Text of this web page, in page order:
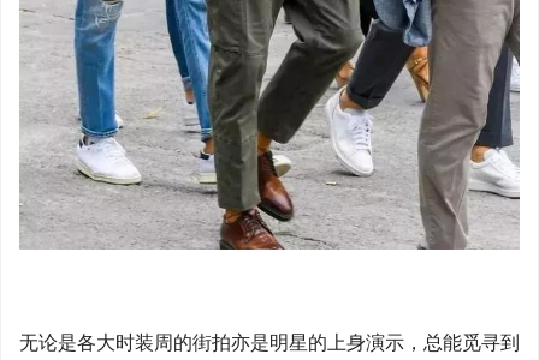
无论是各大时装周的街拍亦是明星的上身演示，总能觅寻到